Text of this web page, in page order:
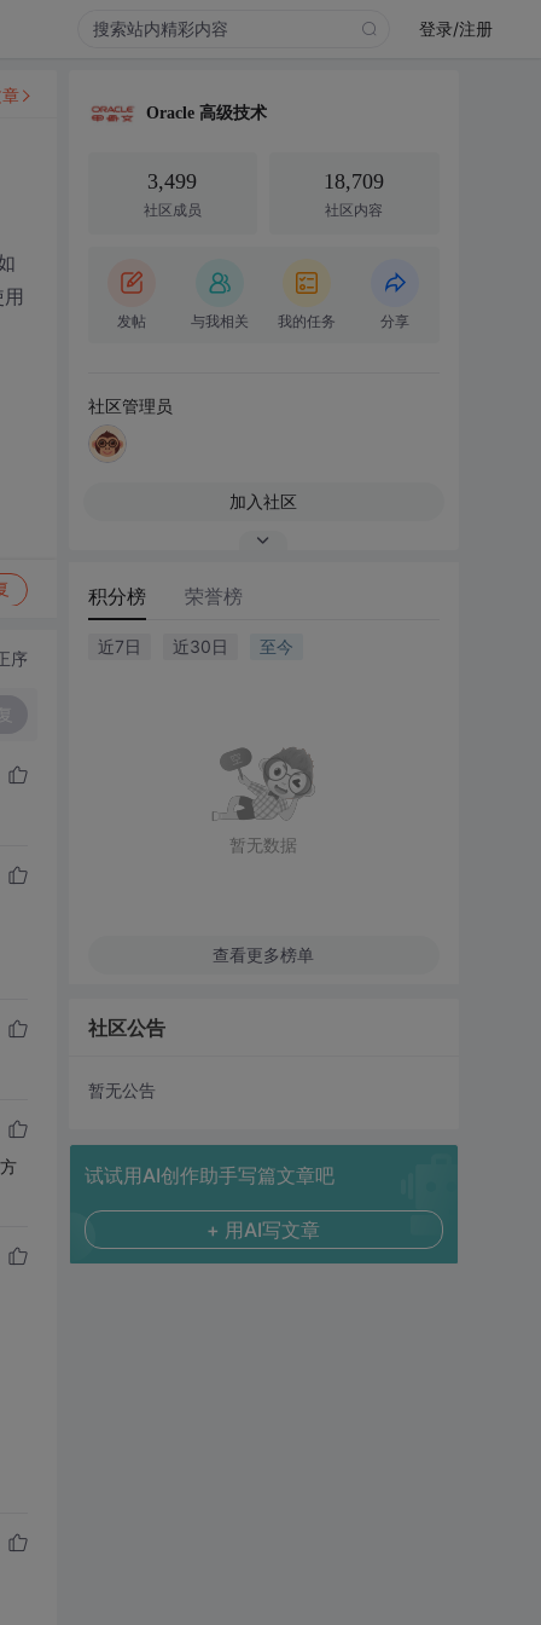
登录/注册
序
Oracle 高级技术
3,499
社区成员
18,709
社区内容
发帖 与我相关 我的任务 分享
社区管理员
加入社区
积分榜 荣誉榜
近7日 近30日 至今
暂无数据
查看更多榜单
社区公告
暂无公告
试试用AI创作助手写篇文章吧
+ 用AI写文章